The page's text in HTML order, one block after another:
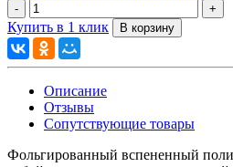
Купить в 1 клик
Описание
Отзывы
Сопутствующие товары
Фольгированный вспененный